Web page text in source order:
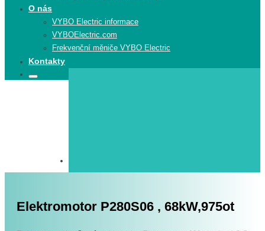
O nás
VYBO Electric informace
VYBOElectric.com
Frekvenční měniče VYBO Electric
Kontakty
Search
Search
Elektromotor P280S06 , 68kW,975ot